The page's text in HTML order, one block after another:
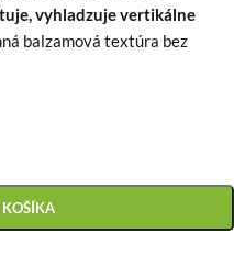
vyhladzuje vertikálne
balzamová textúra bez